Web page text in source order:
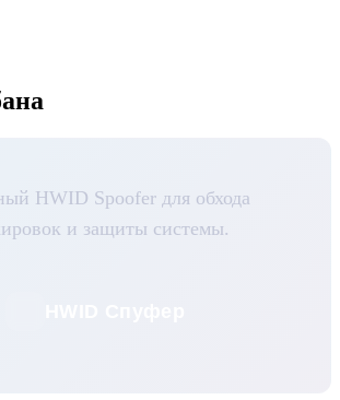
HWID Spoofer для обхода
и защиты системы.